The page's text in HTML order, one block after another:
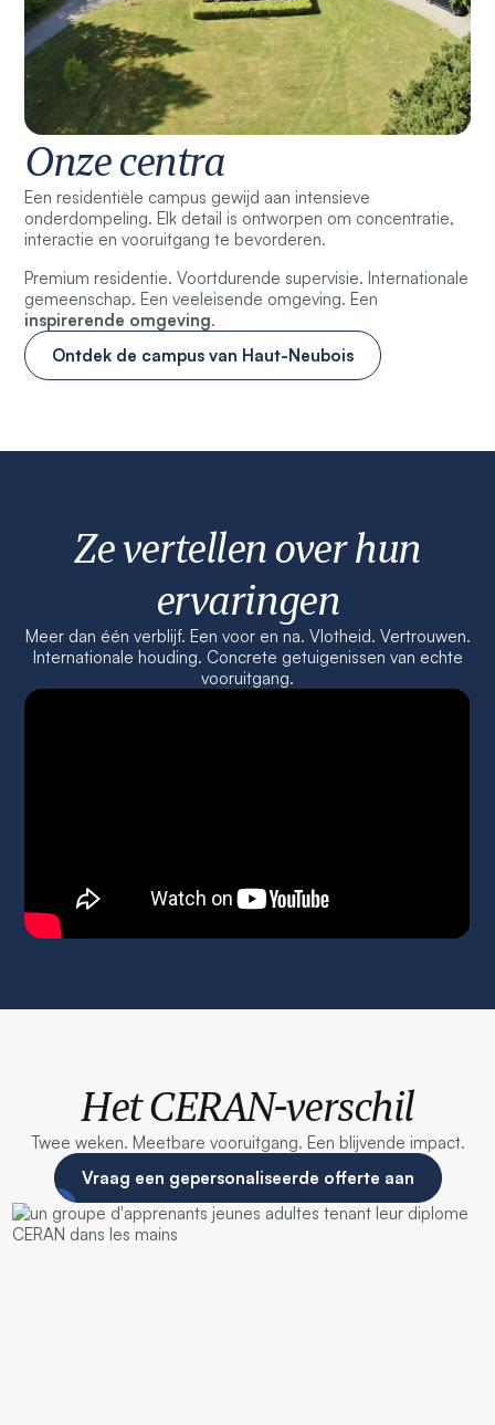
Onze centra
Een residentiële campus gewijd aan intensieve
onderdompeling. Elk detail is ontworpen om concentratie,
interactie en vooruitgang te bevorderen.
Premium residentie. Voortdurende supervisie. Internationale
gemeenschap. Een veeleisende omgeving. Een
inspirerende omgeving.
Ontdek de campus van Haut-Neubois
Ze vertellen over hun
ervaringen
Meer dan één verblijf. Een voor en na. Vlotheid. Vertrouwen.
Internationale houding. Concrete getuigenissen van echte
vooruitgang.
Het CERAN-verschil
Twee weken. Meetbare vooruitgang. Een blijvende impact.
Vraag een gepersonaliseerde offerte aan